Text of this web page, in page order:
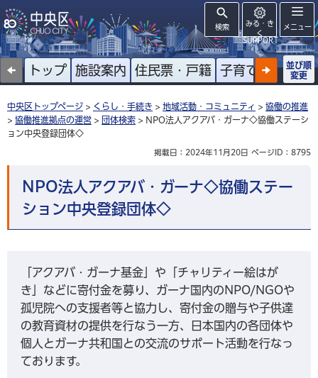
検索
みる・き
く
SUPPORT
メニュー
トップ 施設案内 住民票・戸籍 子育て 高齢者
並び順
変更
中央区トップページ > くらし・手続き > 地域活動・コミュニティ > 協働の推進
> 協働推進拠点の運営 > 団体検索 > NPO法人アクアバ・ガーナ◇協働ステーシ
ョン中央登録団体◇
掲載日：2024年11月20日 ページID：8795
NPO法人アクアバ・ガーナ◇協働ステー
ション中央登録団体◇
「アクアバ・ガーナ基金」や「チャリティー絵はが
き」などに寄付金を募り、ガーナ国内のNPO/NGOや
孤児院への支援者等と協力し、寄付金の贈与や子供達
の教育資材の提供を行なう一方、日本国内の各団体や
個人とガーナ共和国との交流のサポート活動を行なっ
ております。